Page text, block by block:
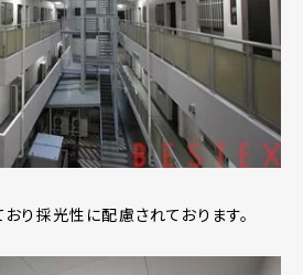
り採光性に配慮されております。